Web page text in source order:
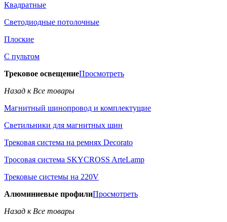
Квадратные
Светодиодные потолочные
Плоские
С пультом
Трековое освещениеПросмотреть
Назад к Все товары
Магнитный шинопровод и комплектущие
Светильники для магнитных шин
Трековая система на ремнях Decorato
Тросовая система SKYCROSS ArteLamp
Трековые системы на 220V
Алюминиевые профилиПросмотреть
Назад к Все товары